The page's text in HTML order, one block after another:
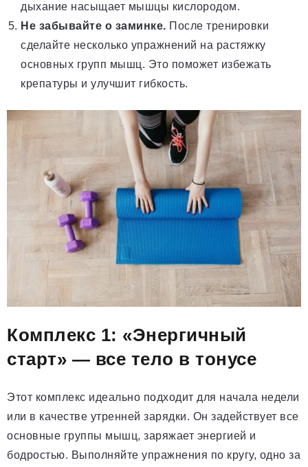
дыхание насыщает мышцы кислородом.
Не забывайте о заминке. После тренировки
сделайте несколько упражнений на растяжку
основных групп мышц. Это поможет избежать
крепатуры и улучшит гибкость.
Комплекс 1: «Энергичный
старт» — все тело в тонусе
Этот комплекс идеально подходит для начала недели
или в качестве утренней зарядки. Он задействует все
основные группы мышц, заряжает энергией и
бодростью. Выполняйте упражнения по кругу, одно за